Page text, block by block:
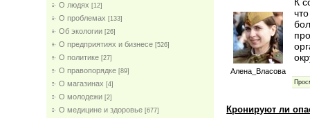
О людях [12]
О проблемах [133]
Об экологии [26]
О предприятиях и бизнесе [526]
О политике [27]
О правопорядке [89]
О магазинах [4]
О молодежи [2]
О медицине и здоровье [677]
Алена_Власова
Кронируют ли